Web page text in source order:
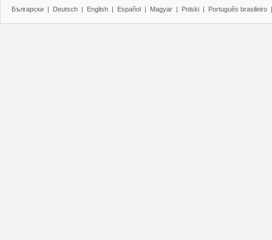
Български | Deutsch | English | Español | Magyar | Polski | Português brasileiro